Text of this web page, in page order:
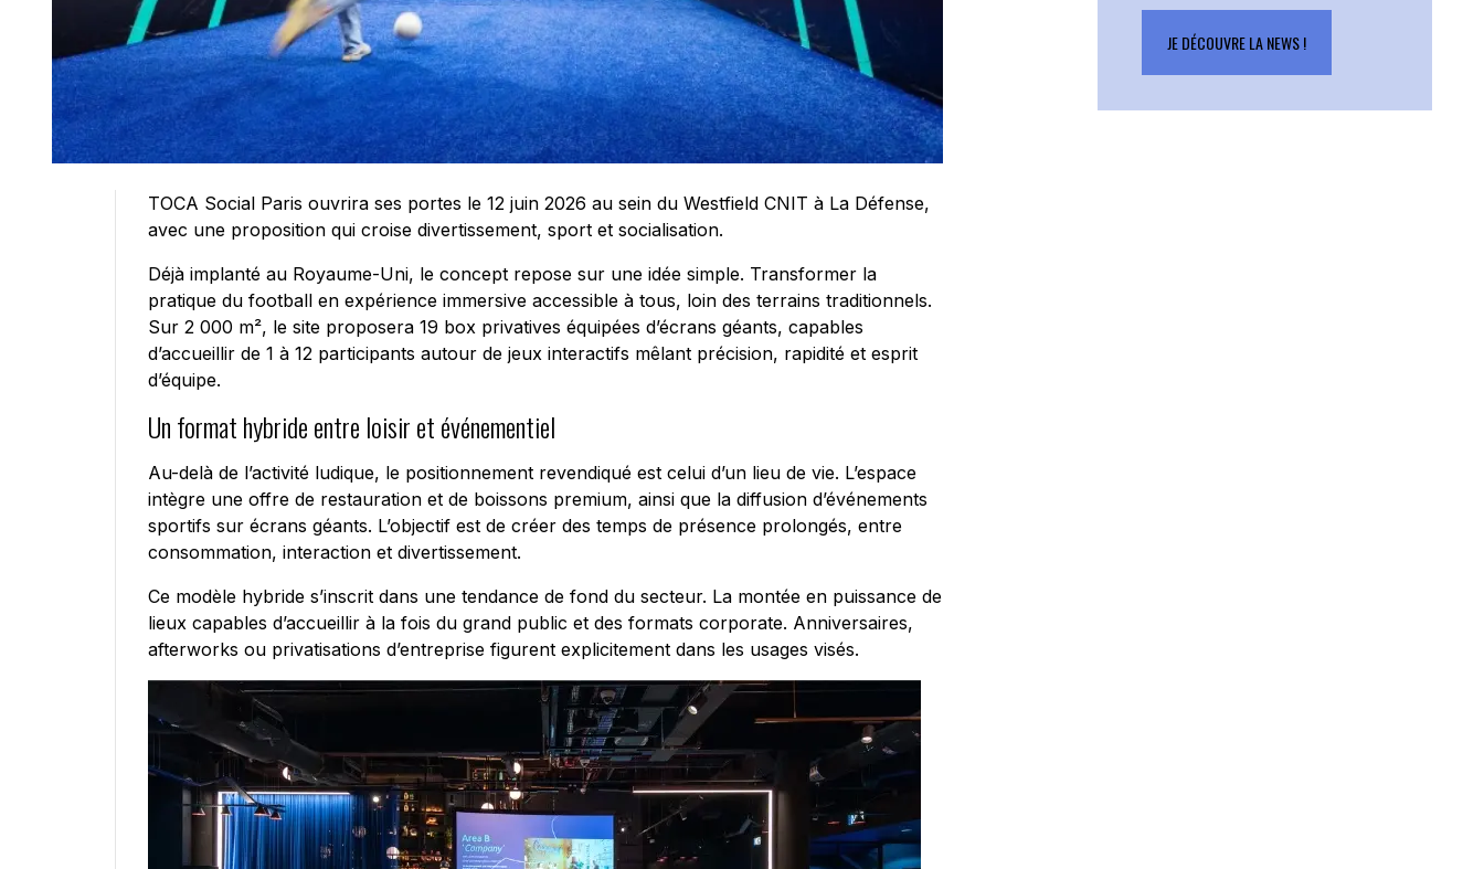
TOCA Social Paris ouvrira ses portes le 12 juin 2026 au sein du Westfield CNIT à La Défense,
avec une proposition qui croise divertissement, sport et socialisation.
Déjà implanté au Royaume-Uni, le concept repose sur une idée simple. Transformer la
pratique du football en expérience immersive accessible à tous, loin des terrains traditionnels.
Sur 2 000 m², le site proposera 19 box privatives équipées d’écrans géants, capables
d’accueillir de 1 à 12 participants autour de jeux interactifs mêlant précision, rapidité et esprit
d’équipe.
Un format hybride entre loisir et événementiel
Au-delà de l’activité ludique, le positionnement revendiqué est celui d’un lieu de vie. L’espace
intègre une offre de restauration et de boissons premium, ainsi que la diffusion d’événements
sportifs sur écrans géants. L’objectif est de créer des temps de présence prolongés, entre
consommation, interaction et divertissement.
Ce modèle hybride s’inscrit dans une tendance de fond du secteur. La montée en puissance de
lieux capables d’accueillir à la fois du grand public et des formats corporate. Anniversaires,
afterworks ou privatisations d’entreprise figurent explicitement dans les usages visés.
JE DÉCOUVRE LA NEWS !